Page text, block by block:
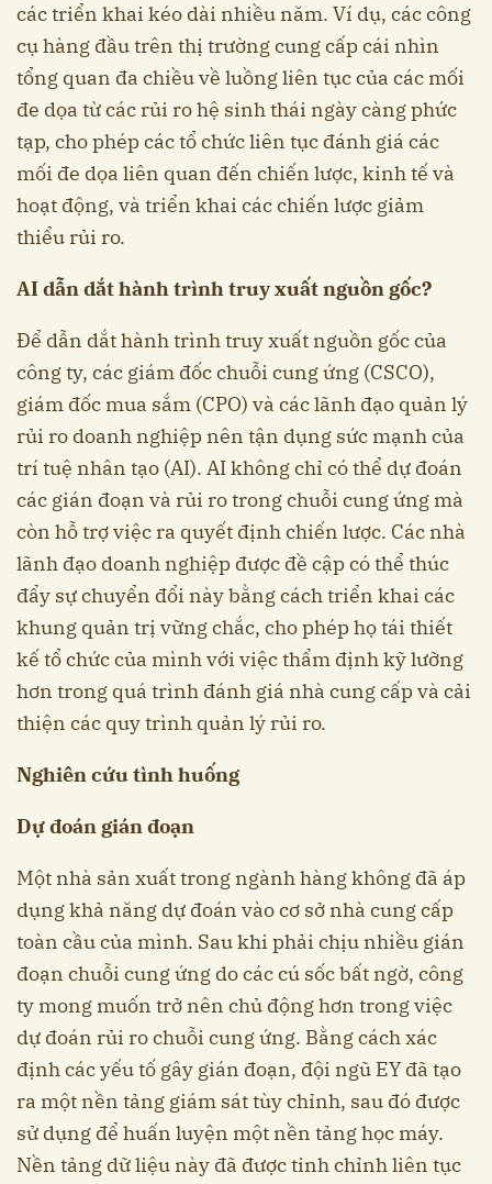
các triển khai kéo dài nhiều năm. Ví dụ, các công
cụ hàng đầu trên thị trường cung cấp cái nhìn
tổng quan đa chiều về luồng liên tục của các mối
đe dọa từ các rủi ro hệ sinh thái ngày càng phức
tạp, cho phép các tổ chức liên tục đánh giá các
mối đe dọa liên quan đến chiến lược, kinh tế và
hoạt động, và triển khai các chiến lược giảm
thiểu rủi ro.
AI dẫn dắt hành trình truy xuất nguồn gốc?
Để dẫn dắt hành trình truy xuất nguồn gốc của
công ty, các giám đốc chuỗi cung ứng (CSCO),
giám đốc mua sắm (CPO) và các lãnh đạo quản lý
rủi ro doanh nghiệp nên tận dụng sức mạnh của
trí tuệ nhân tạo (AI). AI không chỉ có thể dự đoán
các gián đoạn và rủi ro trong chuỗi cung ứng mà
còn hỗ trợ việc ra quyết định chiến lược. Các nhà
lãnh đạo doanh nghiệp được đề cập có thể thúc
đẩy sự chuyển đổi này bằng cách triển khai các
khung quản trị vững chắc, cho phép họ tái thiết
kế tổ chức của mình với việc thẩm định kỹ lưỡng
hơn trong quá trình đánh giá nhà cung cấp và cải
thiện các quy trình quản lý rủi ro.
Nghiên cứu tình huống
Dự đoán gián đoạn
Một nhà sản xuất trong ngành hàng không đã áp
dụng khả năng dự đoán vào cơ sở nhà cung cấp
toàn cầu của mình. Sau khi phải chịu nhiều gián
đoạn chuỗi cung ứng do các cú sốc bất ngờ, công
ty mong muốn trở nên chủ động hơn trong việc
dự đoán rủi ro chuỗi cung ứng. Bằng cách xác
định các yếu tố gây gián đoạn, đội ngũ EY đã tạo
ra một nền tảng giám sát tùy chỉnh, sau đó được
sử dụng để huấn luyện một nền tảng học máy.
Nền tảng dữ liệu này đã được tinh chỉnh liên tục